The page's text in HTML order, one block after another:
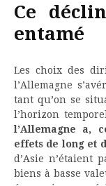
Ce
entamé
Les choix des
l’Allemagne
tant qu’on se
l’horizon
l’Allemagne a,
effets de long et
d’Asie n’étaient
biens à basse